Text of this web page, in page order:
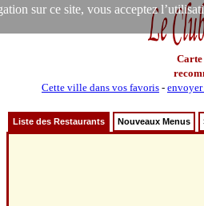
sur ce site, vous acceptez
Carte
Cette ville dans vos favoris -
Liste des Restaurants Nouveaux Menus